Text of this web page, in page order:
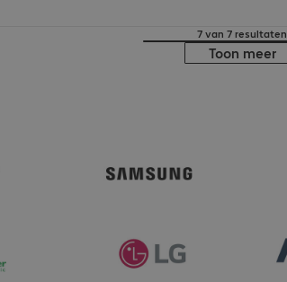
7 van 7 resultaten
Toon meer